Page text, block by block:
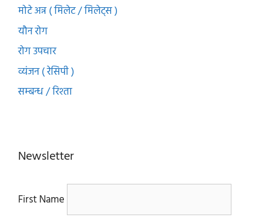
मोटे अन्न ( मिलेट / मिलेट्स )
यौन रोग
रोग उपचार
व्यंजन ( रेसिपी )
सम्बन्ध / रिश्ता
Newsletter
First Name